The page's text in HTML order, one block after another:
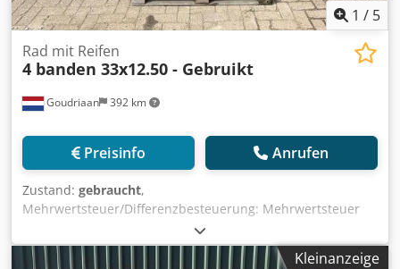
1 / 5
Goudriaan 392 km
Rad mit Reifen
4 banden 33x12.50 - Gebruikt
Preisinfo Anrufen
Zustand: gebraucht,
Mehrwertsteuer/Differenzbesteuerung: Mehrwertsteuer
abzugsfähig Dkedpfx Aaszin Swoger
Kleinanzeige